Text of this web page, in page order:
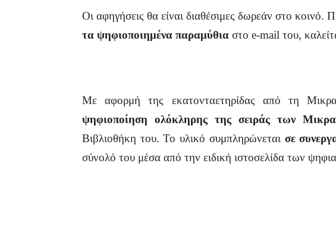
Οι αφηγήσεις θα είναι διαθέσιμες δωρεάν στο
τα ψηφιοποιημένα παραμύθια στο e-mail του,
Με αφορμή της εκατονταετηρίδας από τη
ψηφιοποίηση ολόκληρης της σειράς των
Βιβλιοθήκη του. Το υλικό συμπληρώνεται σε
σύνολό του μέσα από την ειδική ιστοσελίδα των